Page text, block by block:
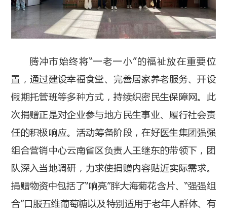
腾冲市始终将“一老一小”的福祉放在重要位
置，通过建设幸福食堂、完善居家养老服务、开设
假期托管班等多种方式，持续织密民生保障网。此
次捐赠正是对企业参与地方民生事业、履行社会责
任的积极响应。活动筹备阶段，在好医生集团强强
组合营销中心云南省区负责人王继东的带领下，团
队深入当地调研，力求使捐赠内容贴近实际需求。
捐赠物资中包括了“响亮”胖大海菊花含片、“强强组
合”口服五维葡萄糖以及特别适用于老年人群体、有